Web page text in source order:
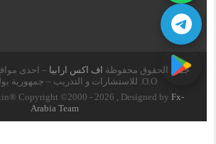
جميع الحقوق محفوظة اف اكس ارابيا
O.O. للاستشارات و التدريب – جمهورية بولندا الإتحادية.
Copyright ©2000 - 2026 , Designed byFx-
Arabia Team